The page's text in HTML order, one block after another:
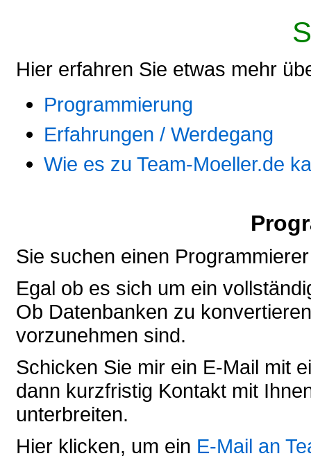
Hier erfahren Sie etwas mehr
Programmierung
Erfahrungen / Werdegang
Wie es zu Team-Moeller.de
Sie suchen einen
Egal ob es sich um ein
Ob Datenbanken zu
vorzunehmen sind.
Schicken Sie mir ein E-Mail mit
dann kurzfristig Kontakt mit
unterbreiten.
Hier klicken, um ein E-Mail an